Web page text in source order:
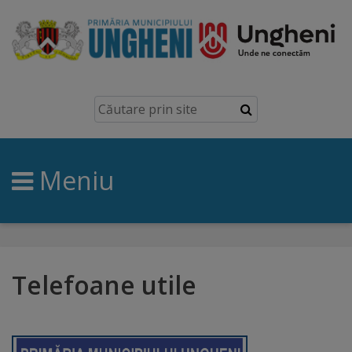
Ungheni
Prezentare
generală
Simbolurile
brand
înfrățite
Meniu
Telefoane utile